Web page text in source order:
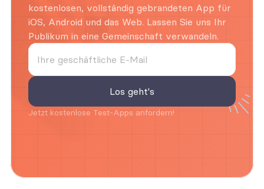
kostenlosen, vollständig gebrandeten App für
iOS, Android und das Web. Lassen Sie uns Ihr
Publikum in eine Gemeinschaft verwandeln.
Jetzt kostenlose Test-Apps anfordern!